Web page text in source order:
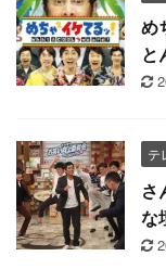
め
と
テ
さ
な